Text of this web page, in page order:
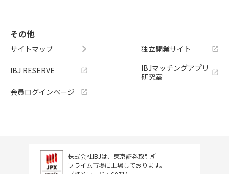
その他
サイトマップ
IBJ RESERVE
会員ログインページ
独立開業サイト
IBJマッチングアプリ
研究室
株式会社IBJは、東京証券取引所
プライム市場に上場しております。